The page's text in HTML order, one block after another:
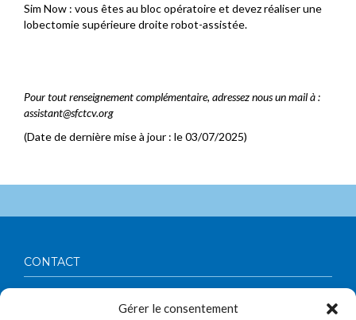
Gérer le consentement
Sim Now : vous êtes au bloc opératoire et devez réaliser une
lobectomie supérieure droite robot-assistée.
Pour tout renseignement complémentaire, adressez nous un mail à :
assistant@sfctcv.org
(Date de dernière mise à jour : le 03/07/2025)
CONTACT
Vasculaire